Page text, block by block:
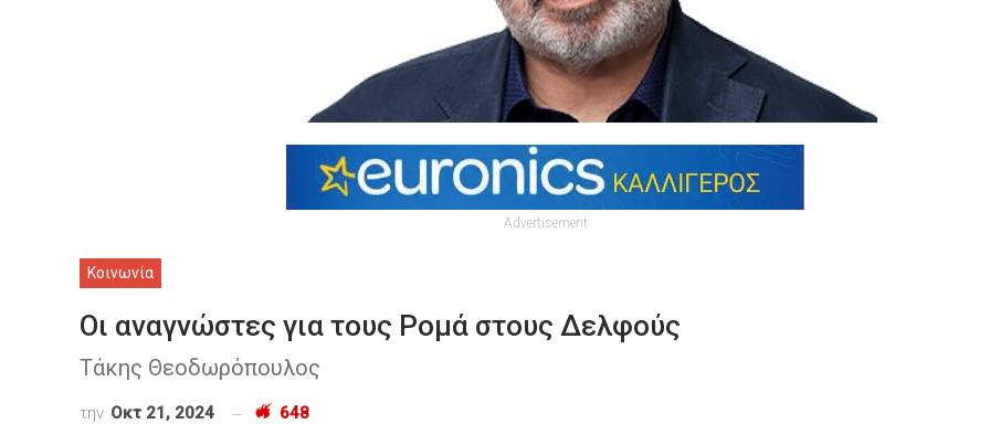
Advertisement
Κοινωνία
Οι αναγνώστες για τους Ρομά στους Δελφούς
Τάκης Θεοδωρόπουλος
την Οκτ 21, 2024 648